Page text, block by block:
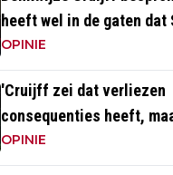
heeft wel in de gaten dat
hoogste is in het voetbal'
OPINIE
'Cruijff zei dat verliezen
consequenties heeft,
niet voor de trainer van
OPINIE